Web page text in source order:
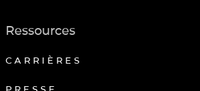
Ressources
CARRIÈRES
PRESSE